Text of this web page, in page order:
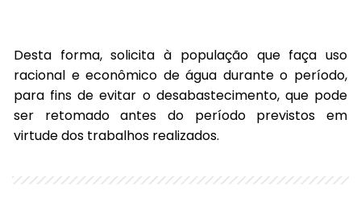
Desta forma, solicita à população que faça uso
racional e econômico de água durante o período,
para fins de evitar o desabastecimento, que pode
ser retomado antes do período previstos em
virtude dos trabalhos realizados.